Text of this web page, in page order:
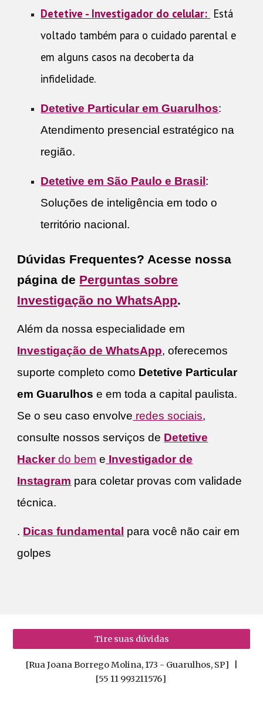
Detetive - Investigador do celular: Está
voltado também para o cuidado parental e
em alguns casos na decoberta da
infidelidade.
Detetive Particular em Guarulhos:
Atendimento presencial estratégico na
região.
Detetive em São Paulo e Brasil :
Soluções de inteligência em todo o
território nacional.
Dúvidas Frequentes? Acesse nossa
página de Perguntas sobre
Investigação no WhatsApp.
Além da nossa especialidade em
Investigação de WhatsApp, oferecemos
suporte completo como Detetive Particular
em Guarulhos e em toda a capital paulista.
Se o seu caso envolve redes sociais,
consulte nossos serviços de Detetive
Hackerdo bem e Investigador de
Instagram para coletar provas com validade
técnica.
. Dicas fundamental para você não cair em
golpes
Tire suas dúvidas
[Rua Joana Borrego Molina, 173 - Guarulhos, SP] |
[55 11 993211576]